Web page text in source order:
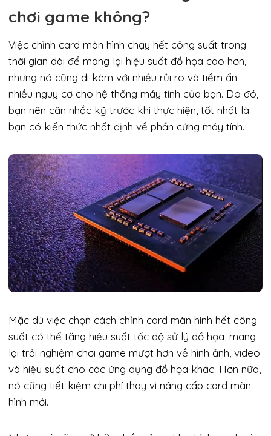
chơi game không?
Việc chỉnh card màn hình chạy hết công suất trong
thời gian dài để mang lại hiệu suất đồ họa cao hơn,
nhưng nó cũng đi kèm với nhiều rủi ro và tiềm ẩn
nhiều nguy cơ cho hệ thống máy tính của bạn. Do đó,
bạn nên cân nhắc kỹ trước khi thực hiện, tốt nhất là
bạn có kiến thức nhất định về phần cứng máy tính.
Mặc dù việc chọn cách chỉnh card màn hình hết công
suất có thể tăng hiệu suất tốc độ sử lý đồ họa, mang
lại trải nghiệm chơi game mượt hơn về hình ảnh, video
và hiệu suất cho các ứng dụng đồ họa khác. Hơn nữa,
nó cũng tiết kiệm chi phí thay vì nâng cấp card màn
hình mới.